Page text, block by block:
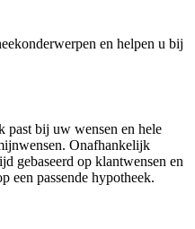
en helpen u bij
past bij uw wensen en hele
Onafhankelijk
gebaseerd op klantwensen en
een passende hypotheek.